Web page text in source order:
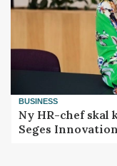
BUSINESS
Ny HR-chef
Seges Innovation